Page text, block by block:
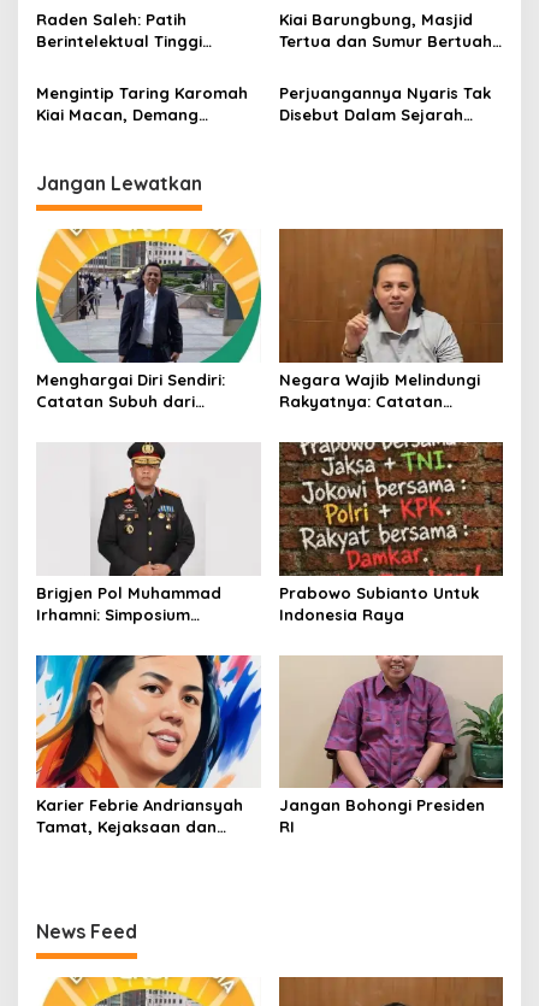
s
Terakhir
Raden Saleh: Patih
Berintelektual Tinggi
Semarang
Kiai Barungbung, Masjid
Tertua dan Sumur Bertuah
Mengintip Taring Karomah
Kiai Macan, Demang
Perjuangannya Nyaris Tak
Disebut Dalam Sejarah
Jangan Lewatkan
Menghargai Diri Sendiri:
Catatan Subuh dari
Jawa
Negara Wajib Melindungi
Rakyatnya: Catatan
Penambang Belerang
Kawah Ijen
Brigjen Pol Muhammad
Irhamni: Simposium
Kejahatan SDA-LH 2026–
2030 Beri Banyak Masukan
Bagi APH
Prabowo Subianto Untuk
Indonesia Raya
Karier Febrie Andriansyah
Tamat, Kejaksaan dan
Jangan Bohongi Presiden
RI
News Feed